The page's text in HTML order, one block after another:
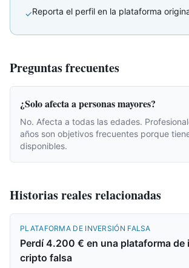
✓Reporta el perfil en la plataforma
Preguntas frecuentes
¿Solo afecta a personas mayores?
No. Afecta a todas las edades.
años son objetivos frecuentes porque
disponibles.
Historias reales relacionadas
PLATAFORMA DE INVERSIÓN FALSA
Perdí 4.200 € en una plataforma de
cripto falsa